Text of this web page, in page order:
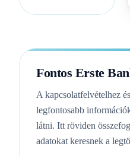
Fontos Erste
A kapcsolatfelvételhez
legfontosabb
látni. Itt röviden
adatokat keresnek a